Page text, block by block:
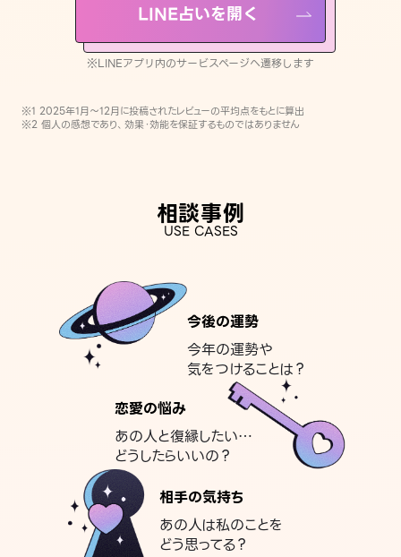
LINE占いを開く
※LINEアプリ内のサービスページへ遷移します
※1 2025年1月〜12月に投稿されたレビューの平均点をもとに算出
※2 個人の感想であり、効果・効能を保証するものではありません
相談事例
USE CASES
今後の運勢
今年の運勢や
気をつけることは？
恋愛の悩み
あの人と復縁したい…
どうしたらいいの？
相手の気持ち
あの人は私のことを
どう思ってる？